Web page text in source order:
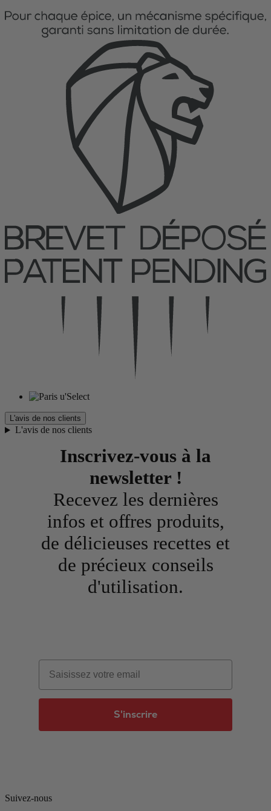
L'avis de nos clients
L'avis de nos clients
Inscrivez-vous à la
newsletter !
Recevez les dernières
infos et offres produits,
de délicieuses recettes et
de précieux conseils
d'utilisation.
Email
S'inscrire
Suivez-nous